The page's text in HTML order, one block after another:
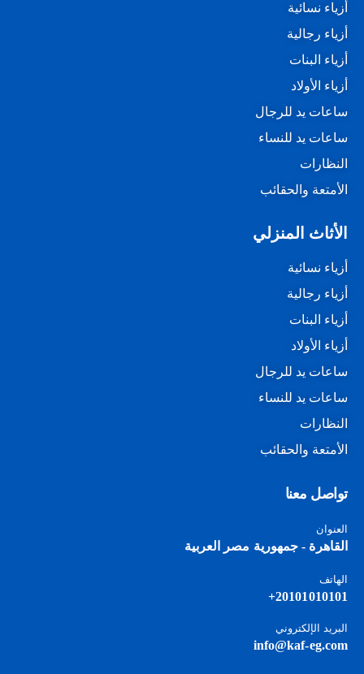
أزياء نسائية
أزياء رجالية
أزياء البنات
أزياء الأولاد
ساعات يد للرجال
ساعات يد للنساء
النظارات
الأمتعة والحقائب
الأثاث المنزلي
أزياء نسائية
أزياء رجالية
أزياء البنات
أزياء الأولاد
ساعات يد للرجال
ساعات يد للنساء
النظارات
الأمتعة والحقائب
تواصل معنا
العنوان
القاهرة - جمهورية مصر العربية
الهاتف
20101010101+
البريد الإلكتروني
info@kaf-eg.com